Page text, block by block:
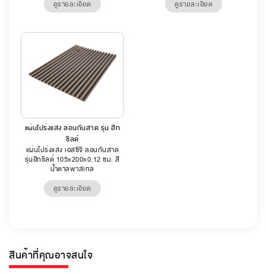
ดูรายละเอียด
ดูรายละเอียด
แผ่นโปร่งแสง ลอนกันสาด รุ่น ฮีท
ชิลด์
แผ่นโปร่งแสง เอสซีจี ลอนกันสาด
รุ่นฮีทชิลด์ 105x200x0.12 ซม. สี
น้ำตาลพาสเทล
ดูรายละเอียด
สินค้าที่คุณอาจสนใจ